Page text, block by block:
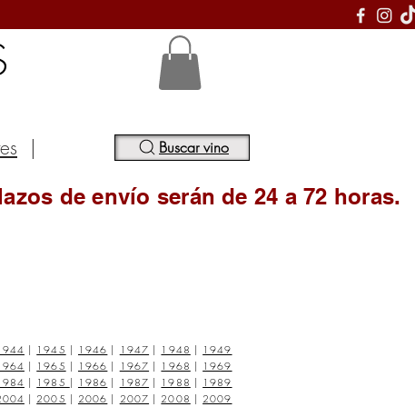
| Buscar vino
de envío serán de 24 a 72 horas.
| 1945 | 1946 | 1947 | 1948 | 1949
| 1965 | 1966 | 1967 | 1968 | 1969
| 1985 | 1986 | 1987 | 1988 | 1989
| 2005 | 2006 | 2007 | 2008 | 2009